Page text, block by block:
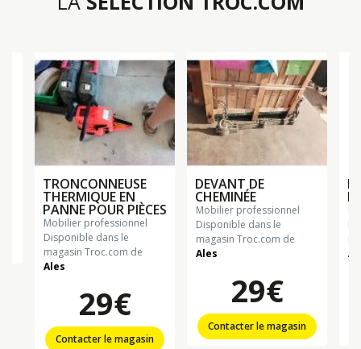
TRONCONNEUSE
THERMIQUE EN
PANNE POUR PIÈCES
mobilier professionnel
Disponible dans le
magasin Troc.com de
Ales
29€
Contacter le magasin
DEVANT DE
CHEMINÉE
mobilier professionnel
Disponible dans le
magasin Troc.com de
Ales
29€
Contacter le magasin